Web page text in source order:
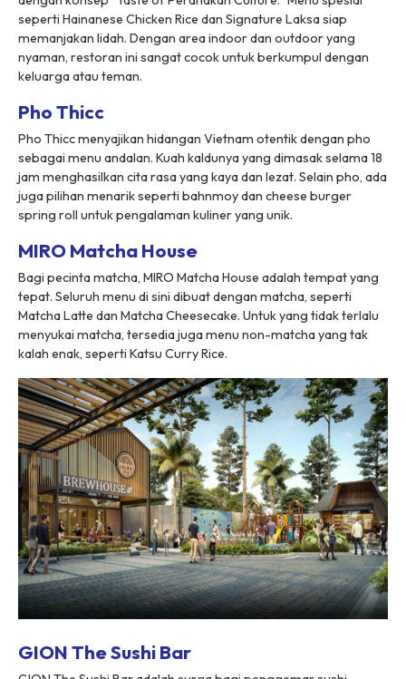
seperti Hainanese Chicken Rice dan Signature Laksa siap
memanjakan lidah. Dengan area indoor dan outdoor yang
nyaman, restoran ini sangat cocok untuk berkumpul dengan
keluarga atau teman.
Pho Thicc
Pho Thicc menyajikan hidangan Vietnam otentik dengan pho
sebagai menu andalan. Kuah kaldunya yang dimasak selama 18
jam menghasilkan cita rasa yang kaya dan lezat. Selain pho, ada
juga pilihan menarik seperti bahnmoy dan cheese burger
spring roll untuk pengalaman kuliner yang unik.
MIRO Matcha House
Bagi pecinta matcha, MIRO Matcha House adalah tempat yang
tepat. Seluruh menu di sini dibuat dengan matcha, seperti
Matcha Latte dan Matcha Cheesecake. Untuk yang tidak terlalu
menyukai matcha, tersedia juga menu non-matcha yang tak
kalah enak, seperti Katsu Curry Rice.
GION The Sushi Bar